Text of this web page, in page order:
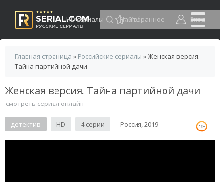
HD сериалы Избранное Вход
Главная страница » Российские сериалы » Женская версия.
Тайна партийной дачи
Женская версия. Тайна партийной дачи
смотреть сериал онлайн
детектив HD 4 серии Россия, 2019